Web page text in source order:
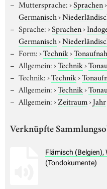
Muttersprache:›Sprachen›
Germanisch›
Sprache:›Sprachen›
Germanisch›
Form:›Technik›
Allgemein:›Technik›
Technik:›Technik›
Allgemein:›Technik›
Allgemein:›Zeitraum›Jahr
Verknüpfte
Flämisch (Belgien),
(Tondokumente)